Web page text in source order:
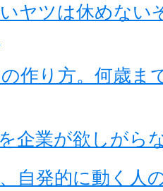
いヤツは休めない
作り方。何歳ま
企業が欲しがら
自発的に動く人